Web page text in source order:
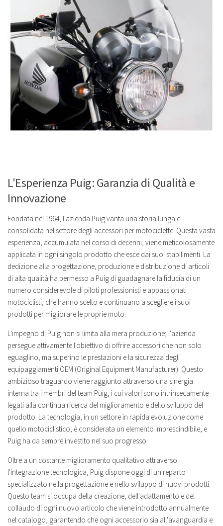
L'Esperienza Puig: Garanzia di Qualità e
Innovazione
Fondata nel 1964, l'azienda Puig vanta una storia lunga e
consolidata nel settore degli accessori per motociclette. Questa vasta
esperienza, accumulata nel corso di decenni, viene meticolosamente
applicata in ogni singolo prodotto che esce dai suoi stabilimenti. La
dedizione alla progettazione, produzione e distribuzione di articoli
di alta qualità ha permesso a Puig di guadagnare la fiducia di un
numero considerevole di piloti professionisti e appassionati
motociclisti, che hanno scelto e continuano a scegliere i suoi
prodotti per migliorare le proprie moto.
L'impegno di Puig non si limita alla mera produzione; l'azienda
persegue attivamente l'obiettivo di offrire accessori che non solo
eguaglino, ma superino le prestazioni e la sicurezza degli
equipaggiamenti OEM (Original Equipment Manufacturer). Questo
ambizioso traguardo viene raggiunto attraverso una sinergia
interna tra i membri del team Puig, i cui valori sono intrinsecamente
legati alla continua ricerca del miglioramento e dello sviluppo del
prodotto. La tecnologia, in un settore in rapida evoluzione come
quello motociclistico, è considerata un elemento imprescindibile, e
Puig ha da sempre investito nel suo progresso.
Oltre a un costante miglioramento qualitativo attraverso
l'integrazione tecnologica, Puig dispone oggi di un reparto
specializzato nella progettazione e nello sviluppo di nuovi prodotti.
Questo team si occupa della creazione, dell'adattamento e del
collaudo di ogni nuovo articolo che viene introdotto annualmente
nel catalogo, garantendo che ogni accessorio sia all'avanguardia e